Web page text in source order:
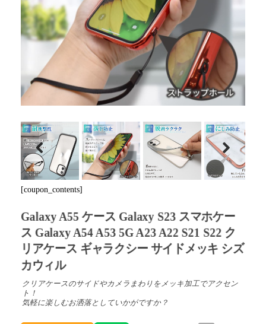
Previous
Previous Next
[coupon_contents]
Galaxy A55 ケース Galaxy S23 スマホケー
ス Galaxy A54 A53 5G A23 A22 S21 S22 ク
リアケース ギャラクシー サイドメッキ シズ
カウィル
クリアケースのサイドやカメラまわりをメッキ加工でアクセン
ト！
気軽に楽しむお洒落としていかがですか？